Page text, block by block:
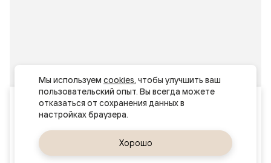
Ваш город
Воронеж
Мы используем cookies, чтобы улучшить ваш
пользовательский опыт. Вы всегда можете
отказаться от сохранения данных в
Хорошо